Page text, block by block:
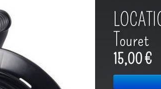
Touret
15,00 €